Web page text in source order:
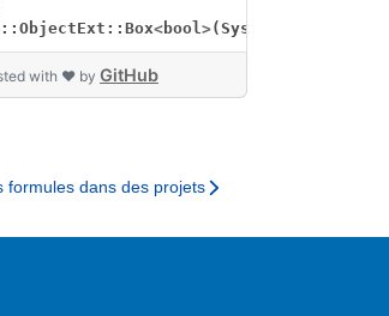
<bool>
with ❤ by GitHub
formules dans des projets